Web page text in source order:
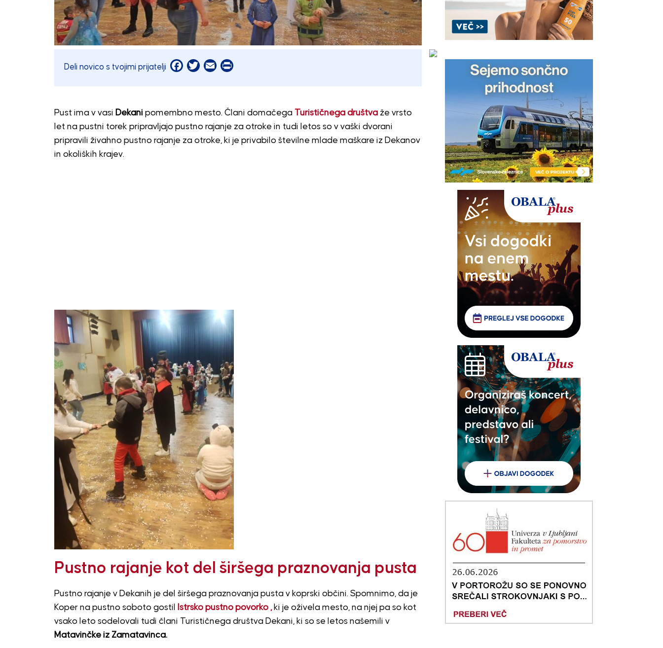
Deli novico s tvojimi prijatelji Facebook
Twitter
EmailPrint
Pust ima v vasi Dekani pomembno mesto. Člani domačega Turističnega društvaže vrsto
let na pustni torek pripravljajo pustno rajanje za otroke in tudi letos so v vaški dvorani
pripravili živahno pustno rajanje za otroke, ki je privabilo številne mlade maškare iz Dekanov
in okoliških krajev.
Pustno rajanje kot del širšega praznovanja pusta
Pustno rajanje v Dekanih je del širšega praznovanja pusta v koprski občini. Spomnimo, da je
Koper na pustno soboto gostil
Istrsko pustno povorko ,ki je oživela mesto, na njej pa so kot
vsako leto sodelovali tudi člani Turističnega društva Dekani, ki so se letos našemili v
Matavinčke iz Zamatavinca.